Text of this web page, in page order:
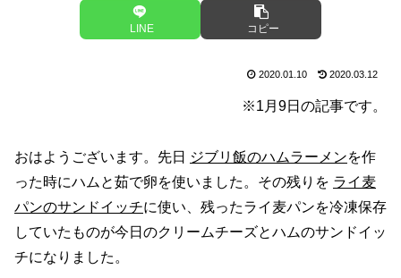
LINE コピー
2020.01.10 2020.03.12
※1月9日の記事です。
おはようございます。先日 ジブリ飯のハムラーメンを作
った時にハムと茹で卵を使いました。その残りを ライ麦
パンのサンドイッチに使い、残ったライ麦パンを冷凍保存
していたものが今日のクリームチーズとハムのサンドイッ
チになりました。